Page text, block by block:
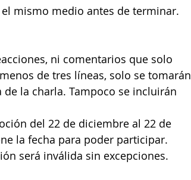
mismo medio antes de terminar.
ni comentarios que solo
de tres líneas, solo se tomarán
la charla. Tampoco se incluirán
del 22 de diciembre al 22 de
la fecha para poder participar.
será inválida sin excepciones.